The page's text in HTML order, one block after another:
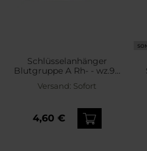
Schlüsselanhänger
Blutgruppe A Rh- - wz.93
Pantera PL Woodland
Versand: Sofort
4,60 €